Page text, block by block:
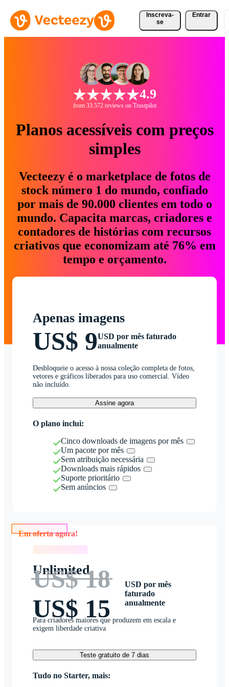
Inscreva-
se
Entrar
4.9
from 33.572 reviews on Trustpilot
Planos acessíveis com preços
simples
Vecteezy é o marketplace de fotos de
stock número 1 do mundo, confiado
por mais de 90.000 clientes em todo o
mundo. Capacita marcas, criadores e
contadores de histórias com recursos
criativos que economizam até 76% em
tempo e orçamento.
Apenas imagens
US$ 9USD por mês faturado
anualmente
Desbloqueie o acesso à nossa coleção completa de fotos,
vetores e gráficos liberados para uso comercial. Vídeo
não incluído.
Assine agora
O plano inclui:
Cinco downloads de imagens por mês
Um pacote por mês
Sem atribuição necessária
Downloads mais rápidos
Suporte prioritário
Sem anúncios
Unlimited
US$ 18
US$ 15
USD por mês
faturado
anualmente
Para criadores maiores que produzem em escala e
exigem liberdade criativa
Teste gratuito de 7 dias
Tudo no Starter, mais: